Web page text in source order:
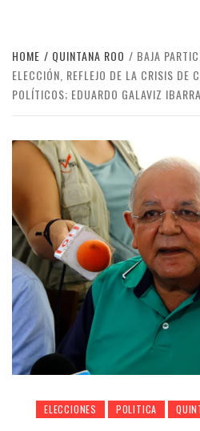
HOME QUINTANA ROO
BAJA
ELECCIÓN, REFLEJO DE LA CRISIS DE
POLÍTICOS; EDUARDO GALAVIZ IBARRA
ELECCIONES POLITICA